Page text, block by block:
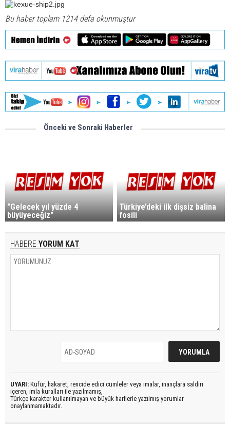
Bu haber toplam 1214 defa okunmuştur
Önceki ve Sonraki Haberler
"Gelecek yıl yüzde 4
büyüyeceğiz"
Türkiye’deki ilk dişsiz balina
fosili
HABERE YORUM KAT
UYARI: Küfür, hakaret, rencide edici cümleler veya imalar, inançlara saldırı
içeren, imla kuralları ile yazılmamış,
Türkçe karakter kullanılmayan ve büyük harflerle yazılmış yorumlar
onaylanmamaktadır.